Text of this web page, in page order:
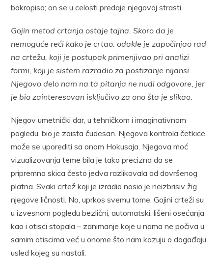
bakropisa; on se u celosti predaje njegovoj strasti.
Gojin metod crtanja ostaje tajna. Skoro da je
nemoguće reći kako je crtao: odakle je započinjao rad
na crtežu, koji je postupak primenjivao pri analizi
formi, koji je sistem razradio za postizanje nijansi.
Njegovo delo nam na ta pitanja ne nudi odgovore, jer
je bio zainteresovan isključivo za ono šta je slikao.
Njegov umetnički dar, u tehničkom i imaginativnom
pogledu, bio je zaista čudesan. Njegova kontrola četkice
može se uporediti sa onom Hokusaja. Njegova moć
vizualizovanja teme bila je tako precizna da se
pripremna skica često jedva razlikovala od dovršenog
platna. Svaki crtež koji je izradio nosio je neizbrisiv žig
njegove ličnosti. No, uprkos svemu tome, Gojini crteži su
u izvesnom pogledu bezlični, automatski, lišeni osećanja
kao i otisci stopala – zanimanje koje u nama ne počiva u
samim otiscima već u onome što nam kazuju o događaju
usled kojeg su nastali.